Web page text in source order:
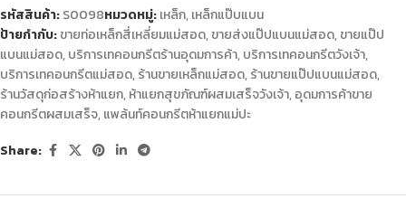
รหัสสินค้า:S0098หมวดหมู่:เหล็ก,เหล็กแป๊บแบน
ป้ายกำกับ:ขายท่อเหล็กสี่เหลี่ยมแม่สอด,ขายส่งแป๊ปแบนแม่สอด,ขายแป๊ป
แบนแม่สอด,บริการเทคอนกรีตร้านอุดมการค้า,บริการเทคอนกรีตวังเจ้า,
บริการเทคอนกรีตแม่สอด,ร้านขายเหล็กแม่สอด,ร้านขายแป๊ปแบนแม่สอด,
ร้านวัสดุก่อสร้างห้าแยก,ห้าแยกสุขภัณฑ์ผสมเสร็จวังเจ้า,อุดมการค้าขาย
คอนกรีตผสมเสร็จ,แพล้นท์คอนกรีตห้าแยกแม่ปะ
Share: